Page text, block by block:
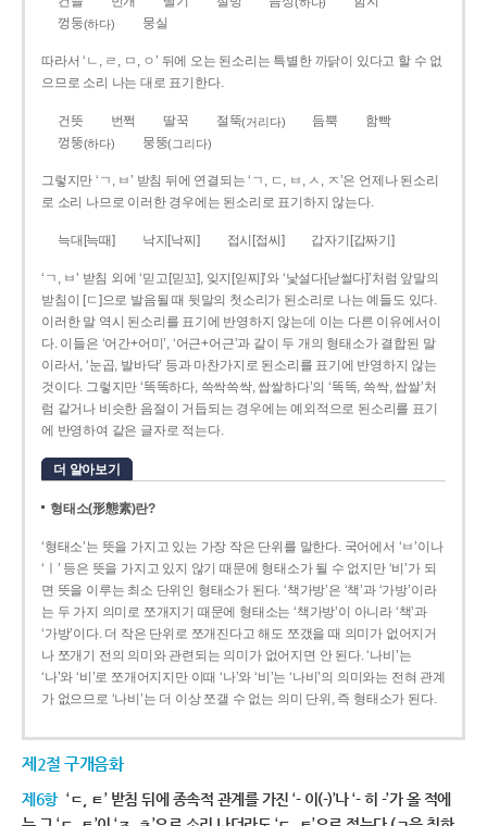
껑둥(하다) 뭉실
따라서 ‘ㄴ, ㄹ, ㅁ, ㅇ’ 뒤에 오는 된소리는 특별한 까닭이 있다고 할 수 없
으므로 소리 나는 대로 표기한다.
건뜻 번쩍 딸꾹 절뚝(거리다) 듬뿍
함빡
껑뚱(하다) 뭉뚱(그리다)
그렇지만 ‘ㄱ, ㅂ’ 받침 뒤에 연결되는 ‘ㄱ, ㄷ, ㅂ, ㅅ, ㅈ’은 언제나 된소리
로 소리 나므로 이러한 경우에는 된소리로 표기하지 않는다.
늑대[늑때] 낙지[낙찌] 접시[접씨] 갑자기[갑짜기]
‘ㄱ, ㅂ’ 받침 외에 ‘믿고[믿꼬], 잊지[읻찌]’와 ‘낯설다[낟썰다]’처럼 앞말의
받침이 [ㄷ]으로 발음될 때 뒷말의 첫소리가 된소리로 나는 예들도 있다.
이러한 말 역시 된소리를 표기에 반영하지 않는데 이는 다른 이유에서이
다. 이들은 ‘어간+어미’, ‘어근+어근’과 같이 두 개의 형태소가 결합된 말
이라서, ‘눈곱, 발바닥’ 등과 마찬가지로 된소리를 표기에 반영하지 않는
것이다. 그렇지만 ‘똑똑하다, 쓱싹쓱싹, 쌉쌀하다’의 ‘똑똑, 쓱싹, 쌉쌀’처
럼 같거나 비슷한 음절이 거듭되는 경우에는 예외적으로 된소리를 표기
에 반영하여 같은 글자로 적는다.
더 알아보기
형태소(形態素)란?
‘형태소’는 뜻을 가지고 있는 가장 작은 단위를 말한다. 국어에서 ‘ㅂ’이나
‘ㅣ’ 등은 뜻을 가지고 있지 않기 때문에 형태소가 될 수 없지만 ‘비’가 되
면 뜻을 이루는 최소 단위인 형태소가 된다. ‘책가방’은 ‘책’과 ‘가방’이라
는 두 가지 의미로 쪼개지기 때문에 형태소는 ‘책가방’이 아니라 ‘책’과
‘가방’이다. 더 작은 단위로 쪼개진다고 해도 쪼갰을 때 의미가 없어지거
나 쪼개기 전의 의미와 관련되는 의미가 없어지면 안 된다. ‘나비’는
‘나’와 ‘비’로 쪼개어지지만 이때 ‘나’와 ‘비’는 ‘나비’의 의미와는 전혀 관계
가 없으므로 ‘나비’는 더 이상 쪼갤 수 없는 의미 단위, 즉 형태소가 된다.
제2절 구개음화
제6항 ‘ㄷ, ㅌ’ 받침 뒤에 종속적 관계를 가진 ‘- 이(-)’나 ‘- 히 -’가 올 적에